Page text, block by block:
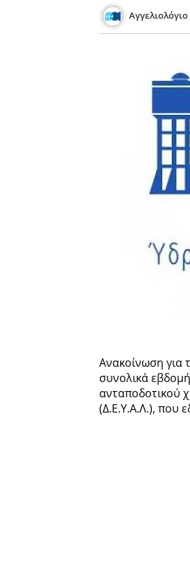
Αγγελιολόγιο
Ανακοίνωση για
συνολικά
ανταποδοτικού
(Δ.Ε.Υ.Α.Λ.), που